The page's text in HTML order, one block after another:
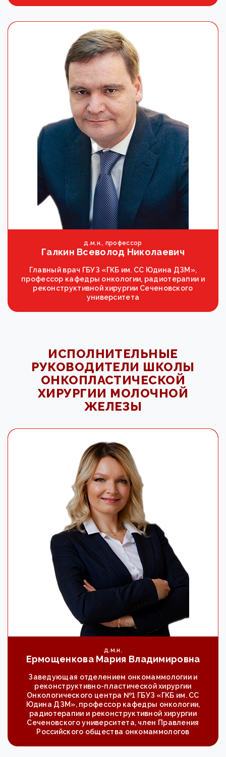
д.м.н., профессор
Галкин Всеволод Николаевич
Главный врач ГБУЗ «ГКБ им. СС Юдина ДЗМ»,
профессор кафедры онкологии, радиотерапии и
реконструктивной хирургии Сеченовского
университета
ИСПОЛНИТЕЛЬНЫЕ
РУКОВОДИТЕЛИ ШКОЛЫ
ОНКОПЛАСТИЧЕСКОЙ
ХИРУРГИИ МОЛОЧНОЙ
ЖЕЛЕЗЫ
д.м.н.
Ермощенкова Мария Владимировна
Заведующая отделением онкомаммологии и
реконструктивно-пластической хирургии
Онкологического центра №1 ГБУЗ «ГКБ им. СС
Юдина ДЗМ», профессор кафедры онкологии,
радиотерапии и реконструктивной хирургии
Сеченовского университета, член Правления
Российского общества онкомаммологов